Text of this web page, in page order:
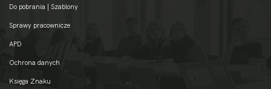
Do pobrania | Szablony
Sprawy pracownicze
APD
Ochrona danych
Księga Znaku